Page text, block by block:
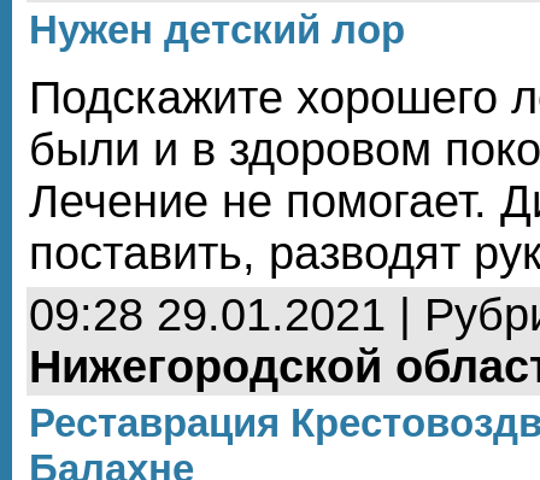
Нужен детский лор
Подскажите хорошего
были и в здоровом
Лечение не помогает.
поставить, разводят
09:28 29.01.2021 |
Нижегородской
Реставрация
Балахне